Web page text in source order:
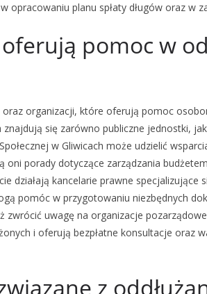
opracowaniu planu spłaty długów oraz w
pomoc w
organizacji, które oferują pomoc
znajdują się zarówno publiczne jednostki,
w Gliwicach może udzielić
oni porady dotyczące zarządzania
działają kancelarie prawne specjalizujące
pomóc w przygotowaniu niezbędnych
zwrócić uwagę na organizacje
i oferują bezpłatne konsultacje oraz
z